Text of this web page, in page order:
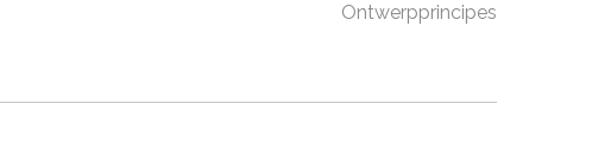
Ontwerpprincipes